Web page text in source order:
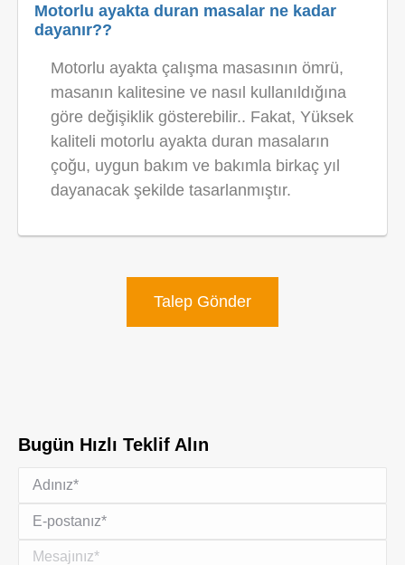
Motorlu ayakta duran masalar ne kadar
dayanır??
Motorlu ayakta çalışma masasının ömrü,
masanın kalitesine ve nasıl kullanıldığına
göre değişiklik gösterebilir.. Fakat, Yüksek
kaliteli motorlu ayakta duran masaların
çoğu, uygun bakım ve bakımla birkaç yıl
dayanacak şekilde tasarlanmıştır.
Talep Gönder
Bugün Hızlı Teklif Alın